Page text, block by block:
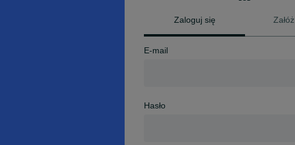
Zaloguj się
E-mail
Hasło